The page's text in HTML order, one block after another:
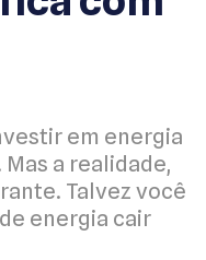
em energia
a realidade,
Talvez você
energia cair